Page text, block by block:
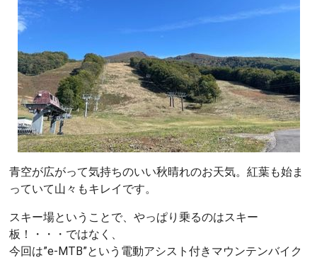
青空が広がって気持ちのいい秋晴れのお天気。紅葉も始ま
っていて山々もキレイです。
スキー場ということで、やっぱり乗るのはスキー
板！・・・ではなく、
今回は”e-MTB”という電動アシスト付きマウンテンバイク